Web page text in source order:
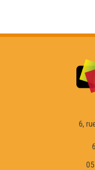
Las Hèstas
La Setmana
6,